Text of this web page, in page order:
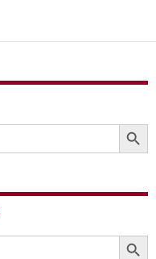
SEARCH
SEARCH